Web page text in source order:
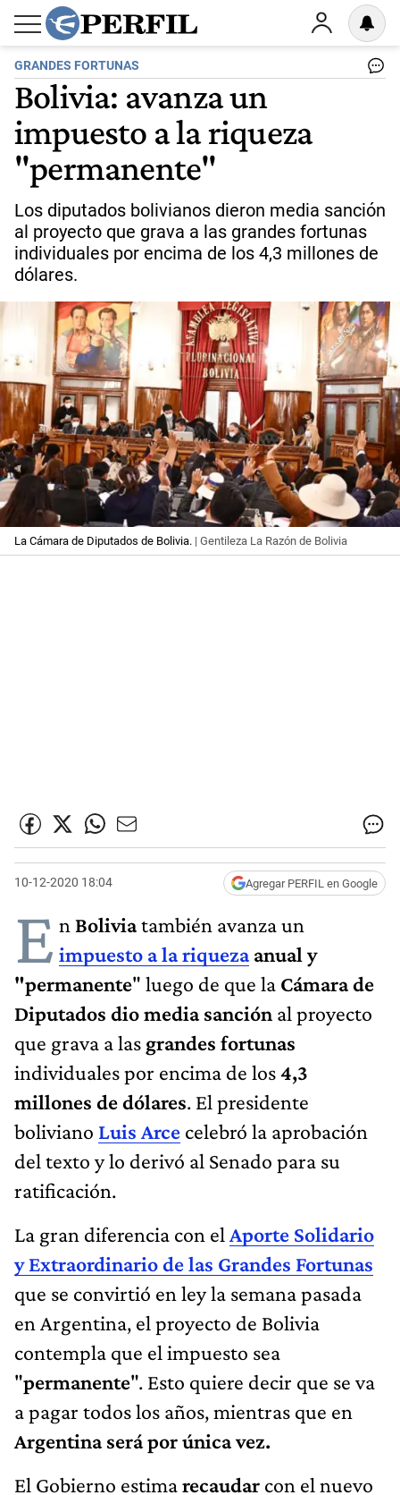
GRANDES FORTUNAS
Bolivia: avanza un
impuesto a la riqueza
"permanente"
Los diputados bolivianos dieron media sanción
al proyecto que grava a las grandes fortunas
individuales por encima de los 4,3 millones de
dólares.
La Cámara de Diputados de Bolivia. | Gentileza La Razón de Bolivia
10-12-2020 18:04 Agregar PERFIL en Google
E n Boliviatambién avanza un
impuesto a la riqueza anual y
"permanente" luego de que la Cámara de
Diputados dio media sanción al proyecto
que grava a las grandes fortunas
individuales por encima de los4,3
millones de dólares. El presidente
boliviano Luis Arce celebró la aprobación
del texto y lo derivó al Senado para su
ratificación.
La gran diferencia con el Aporte Solidario
y Extraordinario de las Grandes Fortunas
que se convirtió en ley la semana pasada
en Argentina, el proyecto de Bolivia
contempla que el impuesto sea
"permanente". Esto quiere decir que se va
a pagar todos los años, mientras que en
Argentina será por única vez.
El Gobierno estimarecaudar con el nuevo